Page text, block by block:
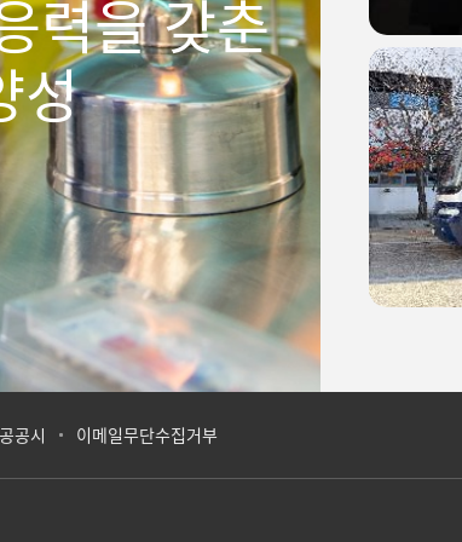
력을 갖춘
성
공시 이메일무단수집거부